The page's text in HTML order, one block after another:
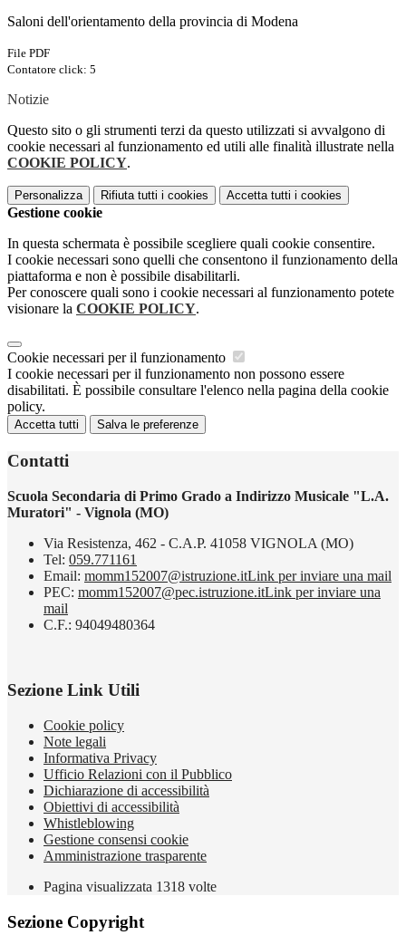
Saloni dell'orientamento della provincia di Modena
File PDF
Contatore click: 5
Notizie
Questo sito o gli strumenti terzi da questo utilizzati si avvalgono di
cookie necessari al funzionamento ed utili alle finalità illustrate nella
COOKIE POLICY.
Personalizza Rifiuta tutti i cookies Accetta tutti i cookies
Gestione cookie
In questa schermata è possibile scegliere quali cookie consentire.
I cookie necessari sono quelli che consentono il funzionamento della
piattaforma e non è possibile disabilitarli.
Per conoscere quali sono i cookie necessari al funzionamento potete
visionare la COOKIE POLICY.
Cookie necessari per il funzionamento
I cookie necessari per il funzionamento non possono essere
disabilitati. È possibile consultare l'elenco nella pagina della cookie
policy.
Accetta tutti Salva le preferenze
Contatti
Scuola Secondaria di Primo Grado a Indirizzo Musicale "L.A.
Muratori" - Vignola (MO)
Via Resistenza, 462 - C.A.P. 41058 VIGNOLA (MO)
Tel: 059.771161
Email: momm152007@istruzione.itLink per inviare una mail
PEC: momm152007@pec.istruzione.itLink per inviare una
mail
C.F.: 94049480364
Sezione Link Utili
Cookie policy
Note legali
Informativa Privacy
Ufficio Relazioni con il Pubblico
Dichiarazione di accessibilità
Obiettivi di accessibilità
Whistleblowing
Gestione consensi cookie
Amministrazione trasparente
Pagina visualizzata 1318 volte
Sezione Copyright